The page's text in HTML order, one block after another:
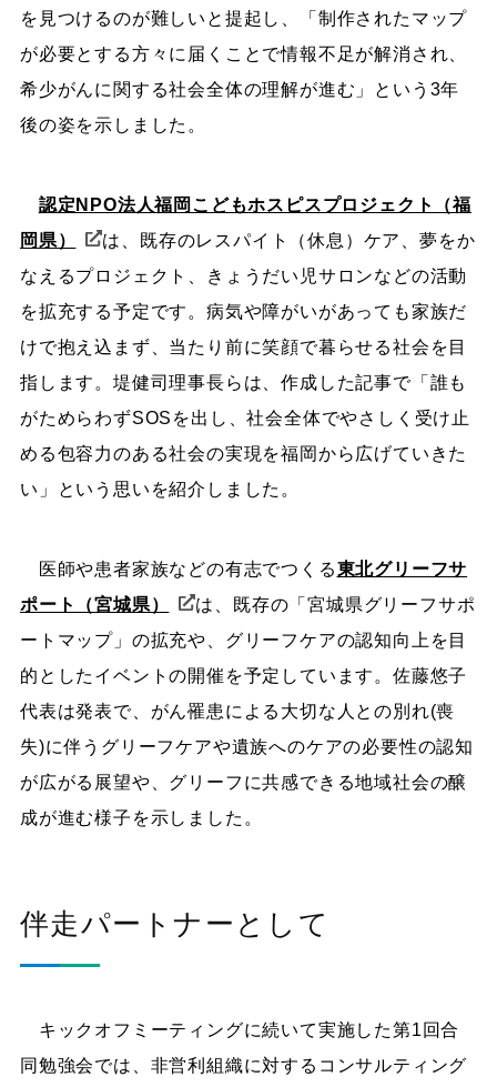
を見つけるのが難しいと提起し、「制作されたマップ
が必要とする方々に届くことで情報不足が解消され、
希少がんに関する社会全体の理解が進む」という3年
後の姿を示しました。
認定NPO法人福岡こどもホスピスプロジェクト（福
岡県）
は、既存のレスパイト（休息）ケア、夢をか
なえるプロジェクト、きょうだい児サロンなどの活動
を拡充する予定です。病気や障がいがあっても家族だ
けで抱え込まず、当たり前に笑顔で暮らせる社会を目
指します。堤健司理事長らは、作成した記事で「誰も
がためらわずSOSを出し、社会全体でやさしく受け止
める包容力のある社会の実現を福岡から広げていきた
い」という思いを紹介しました。
医師や患者家族などの有志でつくる東北グリーフサ
ポート（宮城県）
は、既存の「宮城県グリーフサポ
ートマップ」の拡充や、グリーフケアの認知向上を目
的としたイベントの開催を予定しています。佐藤悠子
代表は発表で、がん罹患による大切な人との別れ(喪
失)に伴うグリーフケアや遺族へのケアの必要性の認知
が広がる展望や、グリーフに共感できる地域社会の醸
成が進む様子を示しました。
伴走パートナーとして
キックオフミーティングに続いて実施した第1回合
同勉強会では、非営利組織に対するコンサルティング